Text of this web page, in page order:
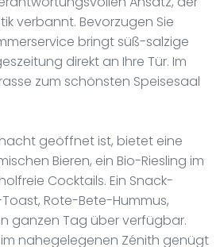
verbannt. Bevorzugen Sie
bringt süß-salzige
direkt an Ihre Tür. Im
zum schönsten Speisesaal
geöffnet ist, bietet eine
Bieren, ein Bio-Riesling im
Cocktails. Ein Snack-
Rote-Bete-Hummus,
ganzen Tag über verfügbar.
nahegelegenen Zénith genügt